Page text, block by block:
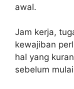
awal.
Jam kerja,
kewajiban
hal yang
sebelum